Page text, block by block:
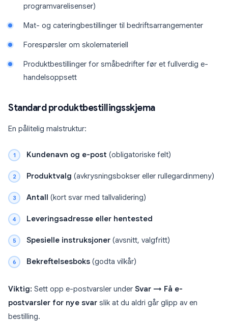
programvarelisenser)
Mat- og cateringbestillinger til bedriftsarrangementer
Forespørsler om skolemateriell
Produktbestillinger for småbedrifter før et fullverdig e-
handelsoppsett
Standard produktbestillingsskjema
En pålitelig malstruktur:
Kundenavn og e-post (obligatoriske felt)
Produktvalg (avkrysningsbokser eller rullegardinmeny)
Antall (kort svar med tallvalidering)
Leveringsadresse eller hentested
Spesielle instruksjoner (avsnitt, valgfritt)
Bekreftelsesboks (godta vilkår)
Viktig: Sett opp e-postvarsler under Svar → Få e-
postvarsler for nye svar slik at du aldri går glipp av en
bestilling.